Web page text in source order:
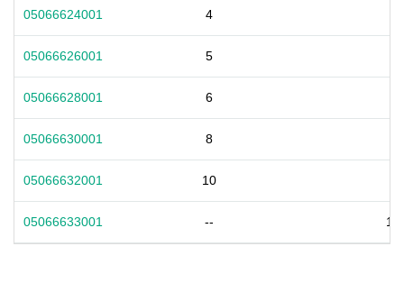
05066624001 4
05066626001 5
05066628001 6
05066630001 8
05066632001 10
05066633001 -- 1/4